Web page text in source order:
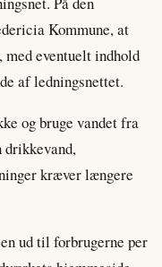
Kommune, at
eventuelt indhold
af ledningsnettet.
og bruge vandet fra
drikkevand,
kræver længere
ud til forbrugerne per